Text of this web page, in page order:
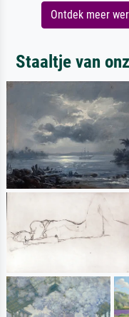
Ontdek meer
Staaltje van